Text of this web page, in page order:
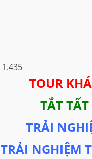
1.435
TOUR
TẮT
TRẢI
TRẢI NGHIỆM